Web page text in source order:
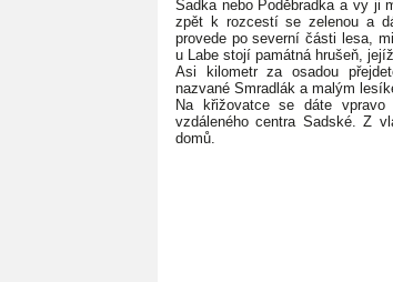
Sadka nebo Poděbradka a vy ji
zpět k rozcestí se zelenou a
provede po severní části lesa,
u Labe stojí památná hrušeň,
Asi kilometr za osadou
nazvané Smradlák a malým
Na křižovatce se dáte
vzdáleného centra Sadské. Z
domů.